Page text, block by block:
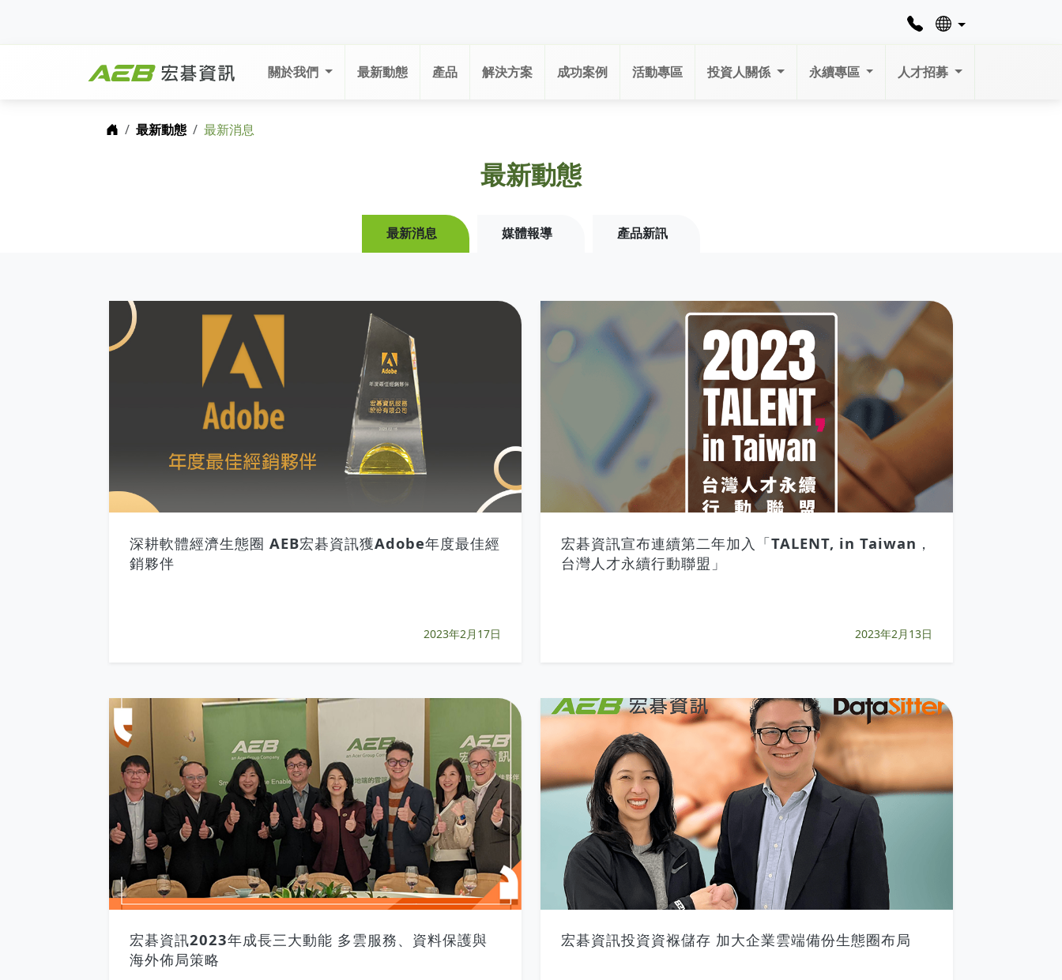
關於我們 最新動態 產品 解決方案 成功案例 活動專區 投資人關係 永續專區 人才招募
首頁最新動態 最新消息
最新動態
最新消息 媒體報導 產品新訊
深耕軟體經濟生態圈 AEB宏碁資訊獲Adobe年度最佳經
銷夥伴
2023年2月17日
宏碁資訊宣布連續第二年加入「TALENT, in Taiwan，
台灣人才永續行動聯盟」
2023年2月13日
宏碁資訊2023年成長三大動能 多雲服務、資料保護與
海外佈局策略
宏碁資訊投資資褓儲存 加大企業雲端備份生態圈布局